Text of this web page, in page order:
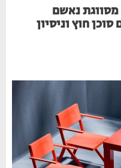
נאשם
חוץ וניסיון